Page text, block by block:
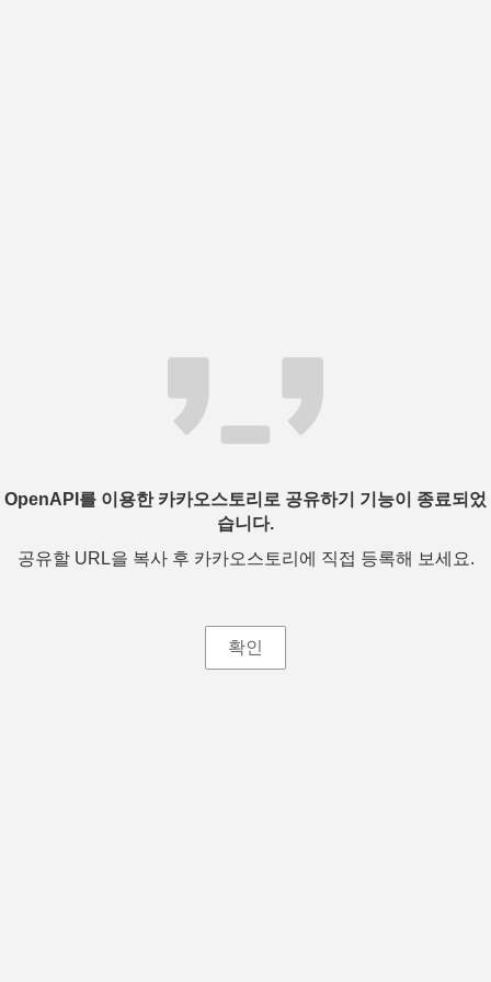
OpenAPI를 이용한 카카오스토리로 공유하기 기능이 종료되었
습니다.
공유할 URL을 복사 후 카카오스토리에 직접 등록해 보세요.
확인